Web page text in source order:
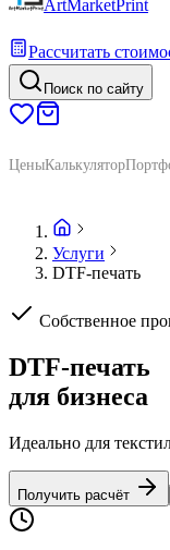
ArtMarketPrint
Рассчитать
Поиск по сайту
ЦеныКалькулятор
Услуги
DTF-печать
Собственное
DTF-печать
для бизнеса
Идеально для
Получить расчёт